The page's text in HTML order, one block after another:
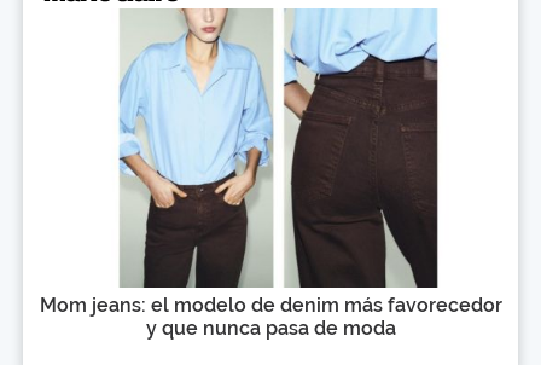
Mom jeans: el modelo de denim más favorecedor
y que nunca pasa de moda